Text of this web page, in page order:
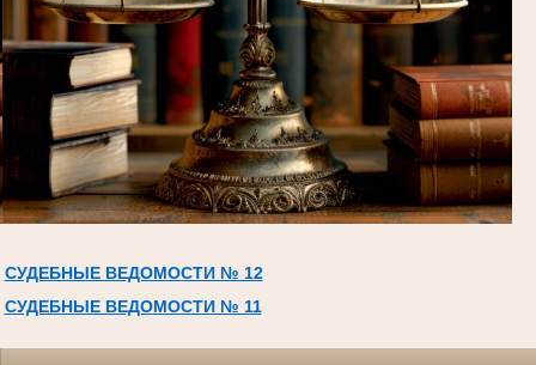
СУДЕБНЫЕ ВЕДОМОСТИ № 12
СУДЕБНЫЕ ВЕДОМОСТИ № 11